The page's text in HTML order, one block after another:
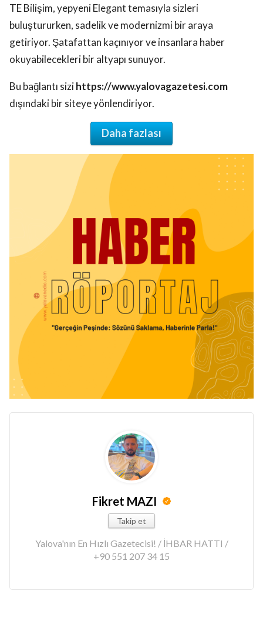
TE Bilişim, yepyeni Elegant temasıyla sizleri
buluştururken, sadelik ve modernizmi bir araya
getiriyor. Şatafattan kaçınıyor ve insanlara haber
okuyabilecekleri bir altyapı sunuyor.
Bu bağlantı sizihttps://www.yalovagazetesi.com
dışındaki bir siteye yönlendiriyor.
Daha fazlası
Fikret MAZI
Takip et
Yalova'nın En Hızlı Gazetecisi! / İHBAR HATTI /
+90 551 207 34 15